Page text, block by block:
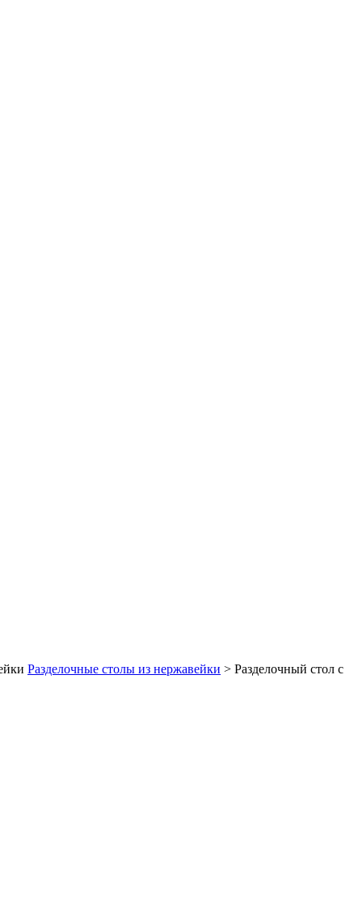
Разделочные столы из нержавейки > Разделочный стол с